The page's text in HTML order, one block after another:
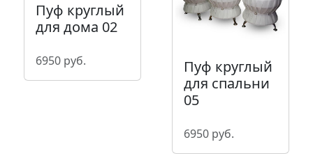
Пуф круглый
для дома 02
6950 руб.
Пуф круглый
для спальни
05
6950 руб.